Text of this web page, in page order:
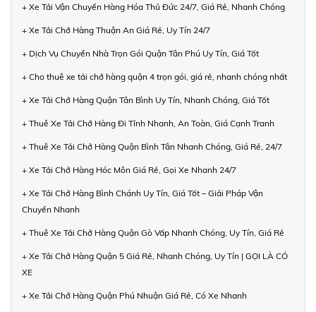
+ Xe Tải Vận Chuyển Hàng Hóa Thủ Đức 24/7, Giá Rẻ, Nhanh Chóng
+ Xe Tải Chở Hàng Thuận An Giá Rẻ, Uy Tín 24/7
+ Dịch Vụ Chuyển Nhà Trọn Gói Quận Tân Phú Uy Tín, Giá Tốt
+ Cho thuê xe tải chở hàng quận 4 trọn gói, giá rẻ, nhanh chóng nhất
+ Xe Tải Chở Hàng Quận Tân Bình Uy Tín, Nhanh Chóng, Giá Tốt
+ Thuê Xe Tải Chở Hàng Đi Tỉnh Nhanh, An Toàn, Giá Cạnh Tranh
+ Thuê Xe Tải Chở Hàng Quận Bình Tân Nhanh Chóng, Giá Rẻ, 24/7
+ Xe Tải Chở Hàng Hóc Môn Giá Rẻ, Gọi Xe Nhanh 24/7
+ Xe Tải Chở Hàng Bình Chánh Uy Tín, Giá Tốt – Giải Pháp Vận
Chuyển Nhanh
+ Thuê Xe Tải Chở Hàng Quận Gò Vấp Nhanh Chóng, Uy Tín, Giá Rẻ
+ Xe Tải Chở Hàng Quận 5 Giá Rẻ, Nhanh Chóng, Uy Tín | GỌI LÀ CÓ
XE
+ Xe Tải Chở Hàng Quận Phú Nhuận Giá Rẻ, Có Xe Nhanh